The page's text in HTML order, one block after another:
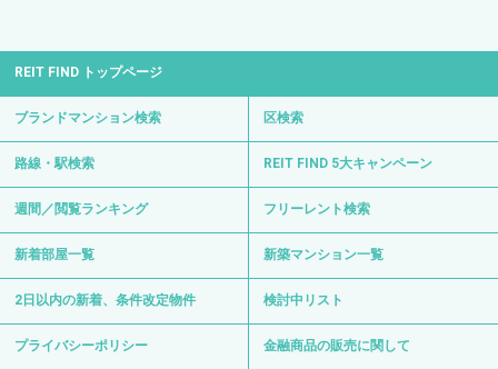
REIT FIND トップページ
ブランドマンション検索 区検索
路線・駅検索 REIT FIND 5大キャンペーン
週間／閲覧ランキング フリーレント検索
新着部屋一覧 新築マンション一覧
2日以内の新着、条件改定物件 検討中リスト
プライバシーポリシー 金融商品の販売に関して